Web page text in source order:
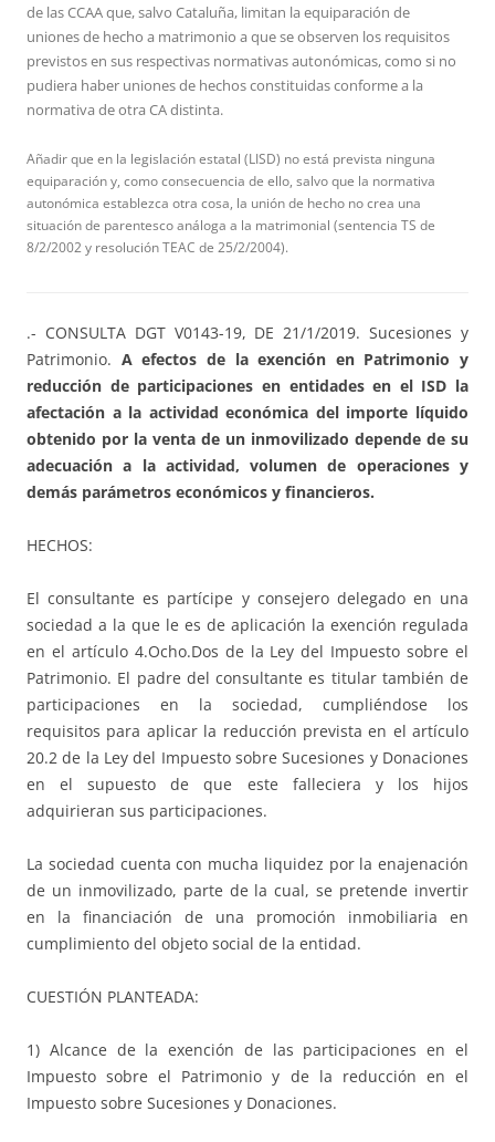
de las CCAA que, salvo Cataluña, limitan la equiparación de
uniones de hecho a matrimonio a que se observen los requisitos
previstos en sus respectivas normativas autonómicas, como si no
pudiera haber uniones de hechos constituidas conforme a la
normativa de otra CA distinta.
Añadir que en la legislación estatal (LISD) no está prevista ninguna
equiparación y, como consecuencia de ello, salvo que la normativa
autonómica establezca otra cosa, la unión de hecho no crea una
situación de parentesco análoga a la matrimonial (sentencia TS de
8/2/2002 y resolución TEAC de 25/2/2004).
.- CONSULTA DGT V0143-19, DE 21/1/2019. Sucesiones y
Patrimonio. A efectos de la exención en Patrimonio y
reducción de participaciones en entidades en el ISD la
afectación a la actividad económica del importe líquido
obtenido por la venta de un inmovilizado depende de su
adecuación a la actividad, volumen de operaciones y
demás parámetros económicos y financieros.
HECHOS:
El consultante es partícipe y consejero delegado en una
sociedad a la que le es de aplicación la exención regulada
en el artículo 4.Ocho.Dos de la Ley del Impuesto sobre el
Patrimonio. El padre del consultante es titular también de
participaciones en la sociedad, cumpliéndose los
requisitos para aplicar la reducción prevista en el artículo
20.2 de la Ley del Impuesto sobre Sucesiones y Donaciones
en el supuesto de que este falleciera y los hijos
adquirieran sus participaciones.
La sociedad cuenta con mucha liquidez por la enajenación
de un inmovilizado, parte de la cual, se pretende invertir
en la financiación de una promoción inmobiliaria en
cumplimiento del objeto social de la entidad.
CUESTIÓN PLANTEADA:
1) Alcance de la exención de las participaciones en el
Impuesto sobre el Patrimonio y de la reducción en el
Impuesto sobre Sucesiones y Donaciones.